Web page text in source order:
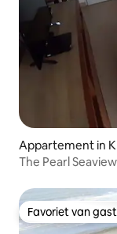
Appartement in
The Pearl
Favoriet van
Favoriet van